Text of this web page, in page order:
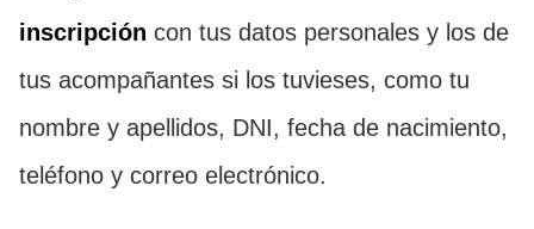
inscripción con tus datos personales y los de
tus acompañantes si los tuvieses, como tu
nombre y apellidos, DNI, fecha de nacimiento,
teléfono y correo electrónico.